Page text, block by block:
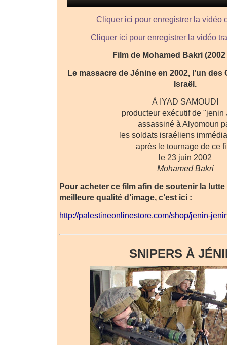
Cliquer ici pour enregistrer la vidéo
Cliquer ici pour enregistrer la vidéo
Film de Mohamed Bakri (2002
Le massacre de Jénine en 2002, l’un
Israël.
À IYAD SAMOUDI
producteur exécutif de "jenin
assassiné à Alyomoun
les soldats israéliens
après le tournage de ce
le 23 juin 2002
Mohamed Bakri
Pour acheter ce film afin de soutenir la
meilleure qualité d’image, c’est ici :
http://palestineonlinestore.com/shop/jenin-
SNIPERS À